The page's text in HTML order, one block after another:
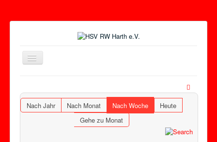
Toggle
Navigation
Nach Jahr Nach Monat Nach Woche
Heute
Gehe zu Monat